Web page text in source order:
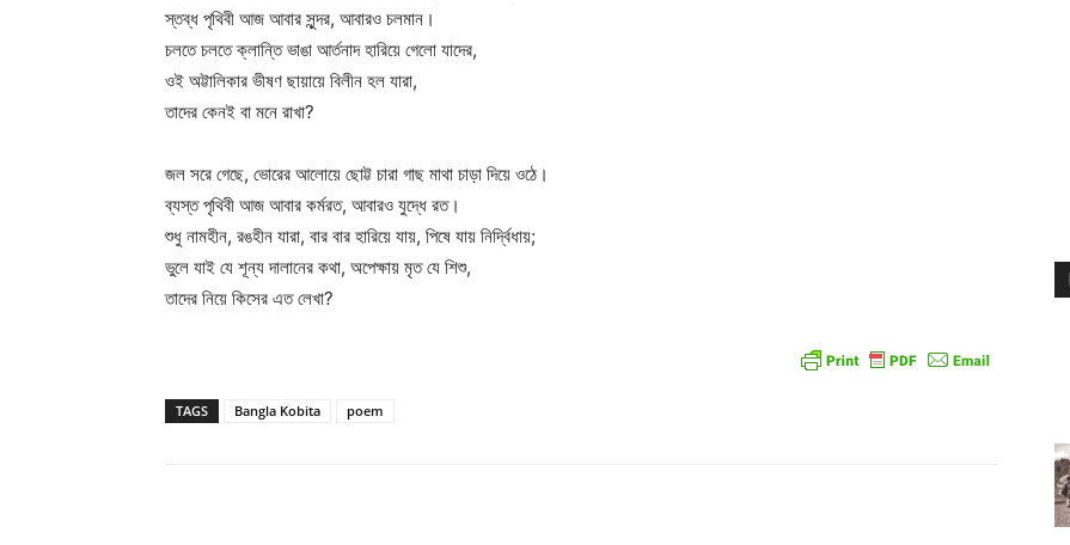
স্তব্ধ পৃথিবী আজ আবার সুন্দর, আবারও চলমান।
চলতে চলতে ক্লান্তি ভাঙা আর্তনাদ হারিয়ে গেলো যাদের,
ওই অট্টালিকার ভীষণ ছায়ায়ে বিলীন হল যারা,
তাদের কেনই বা মনে রাখা?
জল সরে গেছে, ভোরের আলোয়ে ছোট্ট চারা গাছ মাথা চাড়া দিয়ে ওঠে।
ব্যস্ত পৃথিবী আজ আবার কর্মরত, আবারও যুদ্ধে রত।
শুধু নামহীন, রঙহীন যারা, বার বার হারিয়ে যায়, পিষে যায় নির্দ্বিধায়;
ভুলে যাই যে শূন্য দালানের কথা, অপেক্ষায় মৃত যে শিশু,
তাদের নিয়ে কিসের এত লেখা?
TAGS Bangla Kobita poem